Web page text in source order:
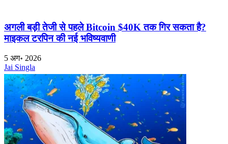
अगली बड़ी तेजी से पहले Bitcoin $40K तक गिर सकता है?
माइकल टरपिन की नई भविष्यवाणी
5 अग॰ 2026
Jai Singla